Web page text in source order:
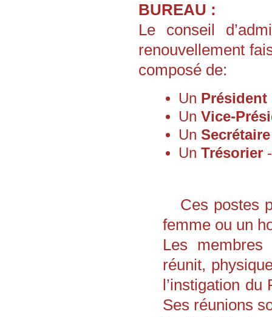
BUREAU :
Le conseil
renouvellement
composé de:
Un Président
Un Vice-
Un Secrétaire
Un Trésorier-
Ces postes
femme ou un
Les
réunit,
l’instigation du
Ses réunions